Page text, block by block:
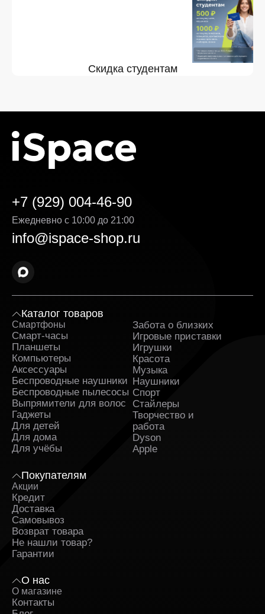
Скидка студентам
+7 (929) 004-46-90
Ежедневно с 10:00 до 21:00
info@ispace-shop.ru
Каталог товаров
Смартфоны
Смарт-часы
Планшеты
Компьютеры
Аксессуары
Беспроводные наушники
Беспроводные пылесосы
Выпрямители для волос
Гаджеты
Для детей
Для дома
Для учёбы
Забота о близких
Игровые приставки
Игрушки
Красота
Музыка
Наушники
Спорт
Стайлеры
Творчество и
работа
Dyson
Apple
Покупателям
Акции
Кредит
Доставка
Самовывоз
Возврат товара
Не нашли товар?
Гарантии
О нас
О магазине
Контакты